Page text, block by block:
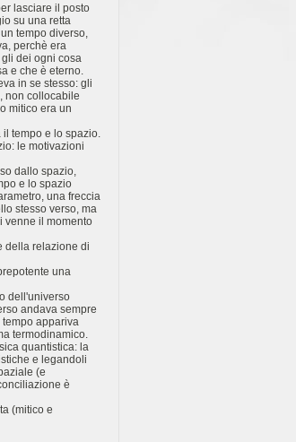
lasciare il posto
su una retta
tempo diverso,
perchè era
dei ogni cosa
e che è eterno.
in se stesso: gli
non collocabile
mitico era un
il tempo e lo spazio.
le motivazioni
dallo spazio,
e lo spazio
una freccia
stesso verso, ma
venne il momento
della relazione di
una
dell'universo
andava sempre
appariva
termodinamico.
quantistica: la
e legandoli
(e
è
(mitico e